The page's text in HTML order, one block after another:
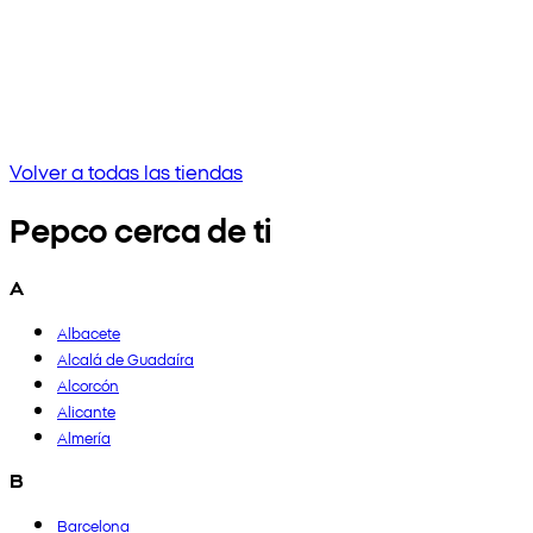
Volver a todas las tiendas
Pepco cerca de ti
A
Albacete
Alcalá de Guadaíra
Alcorcón
Alicante
Almería
B
Barcelona